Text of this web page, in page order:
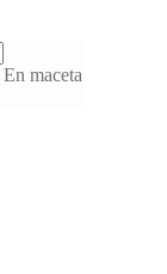
En maceta